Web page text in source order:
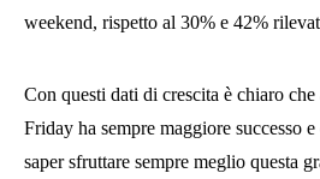
weekend, rispetto al 30% e 42%
Con questi dati di crescita è chiaro
Friday ha sempre maggiore successo
saper sfruttare sempre meglio questa